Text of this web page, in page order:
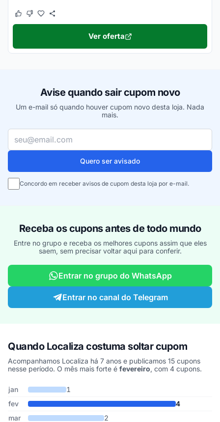
Este cupom funcionou
Este cupom não funcionou
Ver oferta
Avise quando sair cupom novo
Um e-mail só quando houver cupom novo desta loja. Nada
mais.
Seu e-mail
Quero ser avisado
Concordo em receber avisos de cupom desta loja por e-mail.
Receba os cupons antes de todo mundo
Entre no grupo e receba os melhores cupons assim que eles
saem, sem precisar voltar aqui para conferir.
Entrar no grupo do WhatsApp
Entrar no canal do Telegram
Quando Localiza costuma soltar cupom
Acompanhamos Localiza há 7 anos e publicamos 15 cupons
nesse período. O mês mais forte é fevereiro, com 4 cupons.
Cupons de Localiza publicados por mês, somando os últimos 7
Mês Cupons publicados
jan
1
fev
4
mar
2